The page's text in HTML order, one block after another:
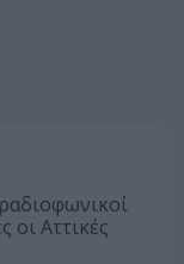
οι Αττικές